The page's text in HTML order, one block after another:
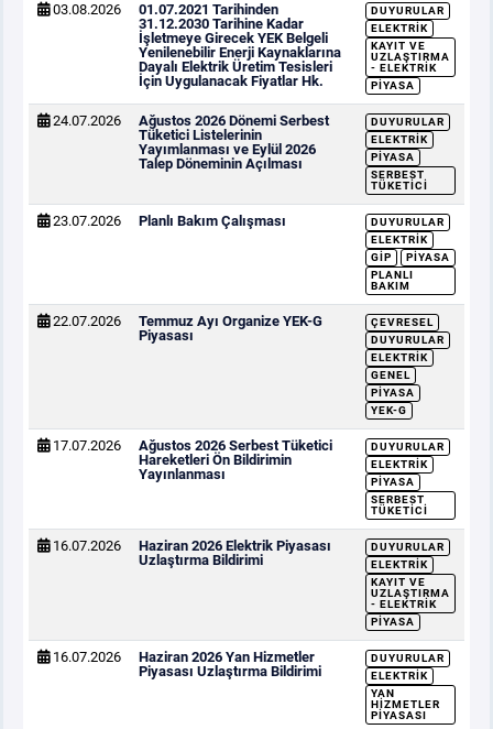
03.08.2026
01.07.2021 Tarihinden
31.12.2030 Tarihine Kadar
İşletmeye Girecek YEK Belgeli
Yenilenebilir Enerji Kaynaklarına
Dayalı Elektrik Üretim Tesisleri
İçin Uygulanacak Fiyatlar Hk.
DUYURULAR
ELEKTRIK
KAYIT VE
UZLAŞTIRMA
- ELEKTRIK
PIYASA
24.07.2026
Ağustos 2026 Dönemi Serbest
Tüketici Listelerinin
Yayımlanması ve Eylül 2026
Talep Döneminin Açılması
DUYURULAR
ELEKTRIK
PIYASA
SERBEST
TÜKETICI
23.07.2026 Planlı Bakım Çalışması
DUYURULAR
ELEKTRIK
GİP
PIYASA
PLANLI
BAKIM
22.07.2026
Temmuz Ayı Organize YEK-G
Piyasası
ÇEVRESEL
DUYURULAR
ELEKTRIK
GENEL
PIYASA
YEK-G
17.07.2026
Ağustos 2026 Serbest Tüketici
Hareketleri Ön Bildirimin
Yayınlanması
DUYURULAR
ELEKTRIK
PIYASA
SERBEST
TÜKETICI
16.07.2026
Haziran 2026 Elektrik Piyasası
Uzlaştırma Bildirimi
DUYURULAR
ELEKTRIK
KAYIT VE
UZLAŞTIRMA
- ELEKTRIK
PIYASA
16.07.2026
Haziran 2026 Yan Hizmetler
Piyasası Uzlaştırma Bildirimi
DUYURULAR
ELEKTRIK
YAN
HIZMETLER
PIYASASI